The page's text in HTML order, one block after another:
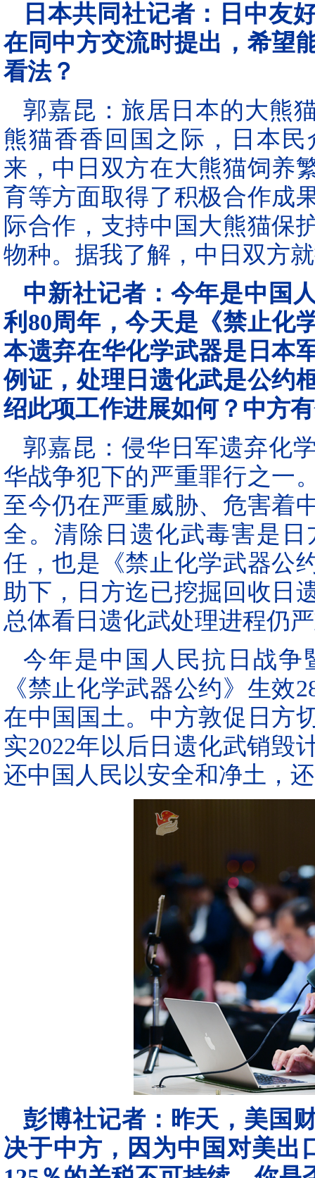
日本共同社记者：日中友
在同中方交流时提出，希望
看法？
郭嘉昆：旅居日本的大熊
熊猫香香回国之际，日本
来，中日双方在大熊猫饲养
育等方面取得了积极合作成
际合作，支持中国大熊猫保
物种。据我了解，中日双方
中新社记者：今年是中国
利80周年，今天是《禁止化
本遗弃在华化学武器是日本
例证，处理日遗化武是公约
绍此项工作进展如何？中方
郭嘉昆：侵华日军遗弃化
华战争犯下的严重罪行之一
至今仍在严重威胁、危害着
全。清除日遗化武毒害是
任，也是《禁止化学武器公
助下，日方迄已挖掘回收日
总体看日遗化武处理进程仍
今年是中国人民抗日战争
《禁止化学武器公约》生效
在中国国土。中方敦促日方
实2022年以后日遗化武销毁
还中国人民以安全和净土，
彭博社记者：昨天，美国
决于中方，因为中国对美出